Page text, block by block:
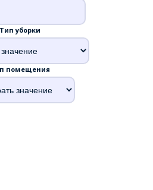
Тип уборки
помещения